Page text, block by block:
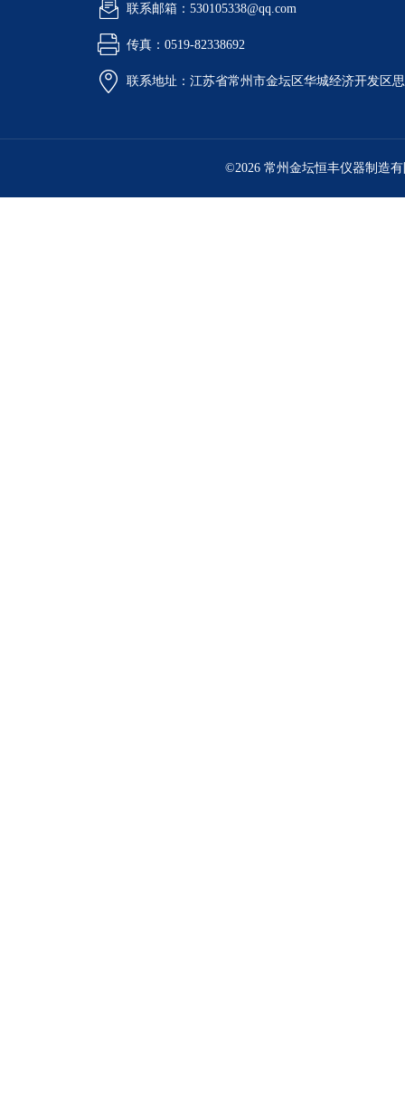
联系邮箱：530105338@qq.com
传真：0519-82338692
联系地址：江苏省常州市金坛区华城经济开发区
©2026 常州金坛恒丰仪器制造